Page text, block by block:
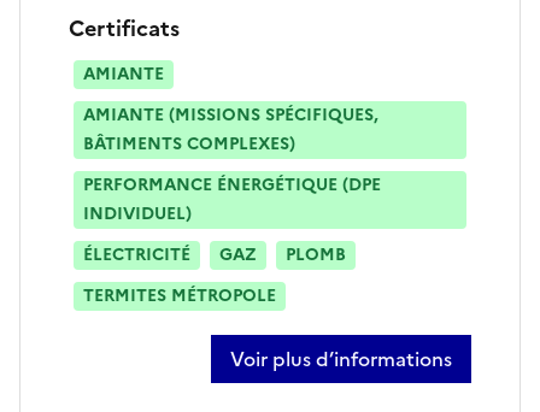
Certificats
AMIANTE
AMIANTE (MISSIONS SPÉCIFIQUES,
BÂTIMENTS COMPLEXES)
PERFORMANCE ÉNERGÉTIQUE (DPE
INDIVIDUEL)
ÉLECTRICITÉ
GAZ
PLOMB
TERMITES MÉTROPOLE
Voir plus d’informations
sur mohamed kaddouri